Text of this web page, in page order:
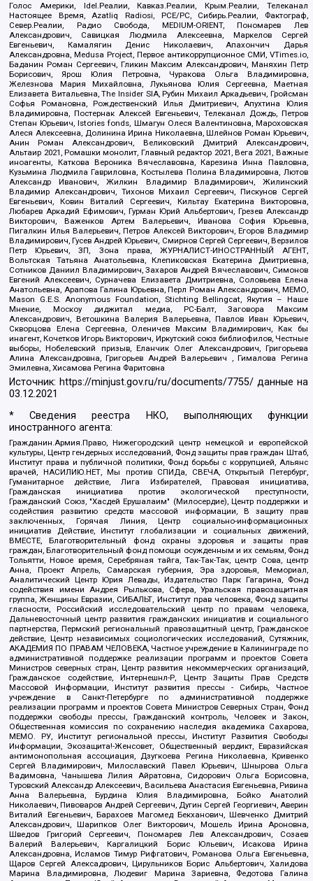
Голос Америки, Idel.Реалии, Кавказ.Реалии, Крым.Реалии, Телеканал
Настоящее Время, Azatliq Radiosi, PCE/PC, Сибирь.Реалии, Фактограф,
Север.Реалии, Радио Свобода, MEDIUM-ORIENT, Пономарев Лев
Александрович, Савицкая Людмила Алексеевна, Маркелов Сергей
Евгеньевич, Камалягин Денис Николаевич, Апахончич Дарья
Александровна, Medusa Project, Первое антикоррупционное СМИ, VTimes.io,
Баданин Роман Сергеевич, Гликин Максим Александрович, Маняхин Петр
Борисович, Ярош Юлия Петровна, Чуракова Ольга Владимировна,
Железнова Мария Михайловна, Лукьянова Юлия Сергеевна, Маетная
Елизавета Витальевна, The Insider SIA, Рубин Михаил Аркадьевич, Гройсман
Софья Романовна, Рождественский Илья Дмитриевич, Апухтина Юлия
Владимировна, Постернак Алексей Евгеньевич, Телеканал Дождь, Петров
Степан Юрьевич, Istories fonds, Шмагун Олеся Валентиновна, Мароховская
Алеся Алексеевна, Долинина Ирина Николаевна, Шлейнов Роман Юрьевич,
Анин Роман Александрович, Великовский Дмитрий Александрович,
Альтаир 2021, Ромашки монолит, Главный редактор 2021, Вега 2021, Важные
иноагенты, Каткова Вероника Вячеславовна, Карезина Инна Павловна,
Кузьмина Людмила Гавриловна, Костылева Полина Владимировна, Лютов
Александр Иванович, Жилкин Владимир Владимирович, Жилинский
Владимир Александрович, Тихонов Михаил Сергеевич, Пискунов Сергей
Евгеньевич, Ковин Виталий Сергеевич, Кильтау Екатерина Викторовна,
Любарев Аркадий Ефимович, Гурман Юрий Альбертович, Грезев Александр
Викторович, Важенков Артем Валерьевич, Иванова София Юрьевна,
Пигалкин Илья Валерьевич, Петров Алексей Викторович, Егоров Владимир
Владимирович, Гусев Андрей Юрьевич, Смирнов Сергей Сергеевич, Верзилов
Петр Юрьевич, ЗП, Зона права, ЖУРНАЛИСТ-ИНОСТРАННЫЙ АГЕНТ,
Вольтская Татьяна Анатольевна, Клепиковская Екатерина Дмитриевна,
Сотников Даниил Владимирович, Захаров Андрей Вячеславович, Симонов
Евгений Алексеевич, Сурначева Елизавета Дмитриевна, Соловьева Елена
Анатольевна, Арапова Галина Юрьевна, Перл Роман Александрович, МЕМО,
Mason G.E.S. Anonymous Foundation, Stichting Bellingcat, Якутия – Наше
Мнение, Москоу диджитал медиа, РС-Балт, Заговора Максим
Александрович, Ветошкина Валерия Валерьевна, Павлов Иван Юрьевич,
Скворцова Елена Сергеевна, Оленичев Максим Владимирович, Как бы
инагент, Кочетков Игорь Викторович, Иркутский союз библиофилов, Честные
выборы, Нобелевский призыв, Еланчик Олег Александрович, Григорьева
Алина Александровна, Григорьев Андрей Валерьевич , Гималова Регина
Эмилевна, Хисамова Регина Фаритовна
Источник: https://minjust.gov.ru/ru/documents/7755/ данные на
03.12.2021
* Сведения реестра НКО, выполняющих функции
иностранного агента:
Гражданин.Армия.Право, Нижегородский центр немецкой и европейской
культуры, Центр гендерных исследований, Фонд защиты прав граждан Штаб,
Институт права и публичной политики, Фонд борьбы с коррупцией, Альянс
врачей, НАСИЛИЮ.НЕТ, Мы против СПИДа, СВЕЧА, Открытый Петербург,
Гуманитарное действие, Лига Избирателей, Правовая инициатива,
Гражданская инициатива против экологической преступности,
Гражданский Союз, "Хасдей Ерушалаим" (Милосердие), Центр поддержки и
содействия развитию средств массовой информации, В защиту прав
заключенных, Горячая Линия, Центр социально-информационных
инициатив Действие, Институт глобализации и социальных движений,
ВМЕСТЕ, Благотворительный фонд охраны здоровья и защиты прав
граждан, Благотворительный фонд помощи осужденным и их семьям, Фонд
Тольятти, Новое время, Серебряная тайга, Так-Так-Так, центр Сова, центр
Анна, Проект Апрель, Самарская губерния, Эра здоровья, Мемориал,
Аналитический Центр Юрия Левады, Издательство Парк Гагарина, Фонд
содействия имени Андрея Рылькова, Сфера, Уральская правозащитная
группа, Женщины Евразии, СИБАЛЬТ, Институт прав человека, Фонд защиты
гласности, Российский исследовательский центр по правам человека,
Дальневосточный центр развития гражданских инициатив и социального
партнерства, Пермский региональный правозащитный центр, Гражданское
действие, Центр независимых социологических исследований, Сутяжник,
АКАДЕМИЯ ПО ПРАВАМ ЧЕЛОВЕКА, Частное учреждение в Калининграде по
административной поддержке реализации программ и проектов Совета
Министров северных стран, Центр развития некоммерческих организаций,
Гражданское содействие, Интернешнл-Р, Центр Защиты Прав Средств
Массовой Информации, Институт развития прессы - Сибирь, Частное
учреждение в Санкт-Петербурге по административной поддержке
реализации программ и проектов Совета Министров Северных Стран, Фонд
поддержки свободы прессы, Гражданский контроль, Человек и Закон,
Общественная комиссия по сохранению наследия академика Сахарова,
МЕМО. РУ, Институт региональной прессы, Институт Развития Свободы
Информации, Экозащита!-Женсовет, Общественный вердикт, Евразийская
антимонопольная ассоциация, Дзугкоева Регина Николаевна, Кривенко
Сергей Владимирович, Милославский Павел Юрьевич, Шнырова Ольга
Вадимовна, Чанышева Лилия Айратовна, Сидорович Ольга Борисовна,
Туровский Александр Алексеевич, Васильева Анастасия Евгеньевна, Ривина
Анна Валерьевна, Бурдина Юлия Владимировна, Бойко Анатолий
Николаевич, Пивоваров Андрей Сергеевич, Дугин Сергей Георгиевич, Аверин
Виталий Евгеньевич, Барахоев Магомед Бекханович, Шевченко Дмитрий
Александрович, Шарипков Олег Викторович, Мошель Ирина Ароновна,
Шведов Григорий Сергеевич, Пономарев Лев Александрович, Созаев
Валерий Валерьевич, Каргалицкий Борис Юльевич, Исакова Ирина
Александровна, Исламов Тимур Рифгатович, Романова Ольга Евгеньевна,
Щаров Сергей Алексадрович, Цирульников Борис Альбертович, Халидова
Марина Владимировна, Людевиг Марина Зариевна, Федотова Галина